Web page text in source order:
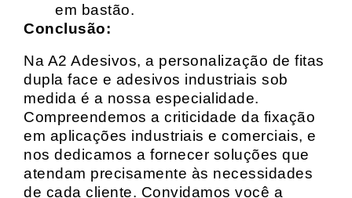
em bastão.
Conclusão:
Na A2 Adesivos, a personalização de fitas
dupla face e adesivos industriais sob
medida é a nossa especialidade.
Compreendemos a criticidade da fixação
em aplicações industriais e comerciais, e
nos dedicamos a fornecer soluções que
atendam precisamente às necessidades
de cada cliente. Convidamos você a